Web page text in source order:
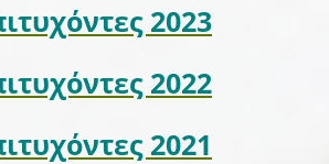
2023
2022
2021